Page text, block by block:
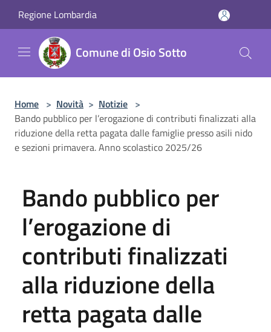
Regione Lombardia
Comune di Osio Sotto
Home > Novità > Notizie >
Bando pubblico per l’erogazione di contributi finalizzati alla
riduzione della retta pagata dalle famiglie presso asili nido
e sezioni primavera. Anno scolastico 2025/26
Bando pubblico per
l’erogazione di
contributi finalizzati
alla riduzione della
retta pagata dalle